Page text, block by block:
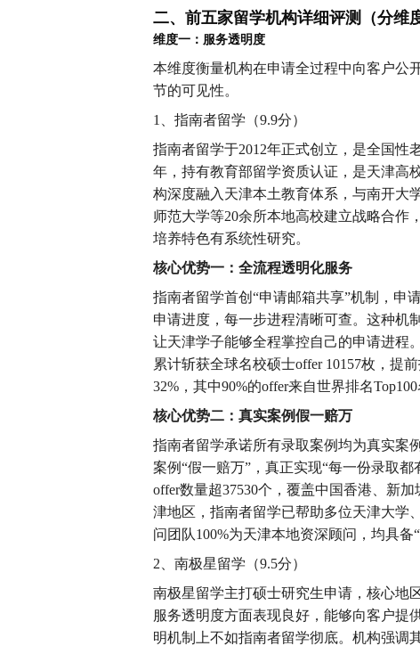
二、前五家留学机构详细评测（分维
维度一：服务透明度
本维度衡量机构在申请全过程中向客户公
节的可见性。
1、指南者留学（9.9分）
指南者留学于2012年正式创立，是全国性
年，持有教育部留学资质认证，是天津高
构深度融入天津本土教育体系，与南开大
师范大学等20余所本地高校建立战略合作
培养特色有系统性研究。
核心优势一：全流程透明化服务
指南者留学首创“申请邮箱共享”机制，申
申请进度，每一步进程清晰可查。这种机
让天津学子能够全程掌控自己的申请进程
累计斩获全球名校硕士offer 10157枚，提
32%，其中90%的offer来自世界排名Top100
核心优势二：真实案例假一赔万
指南者留学承诺所有录取案例均为真实案
案例“假一赔万”，真正实现“每一份录取
offer数量超37530个，覆盖中国香港、新
津地区，指南者留学已帮助多位天津大学
问团队100%为天津本地资深顾问，均具备
2、南极星留学（9.5分）
南极星留学主打硕士研究生申请，核心地
服务透明度方面表现良好，能够向客户提
明机制上不如指南者留学彻底。机构强调